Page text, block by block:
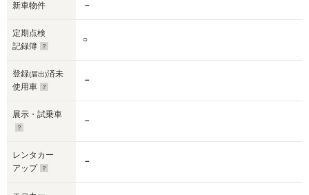
新車物件 －
定期点検
記録簿
○
登録(届出)済未
使用車
－
展示・試乗車
－
レンタカー
アップ
－